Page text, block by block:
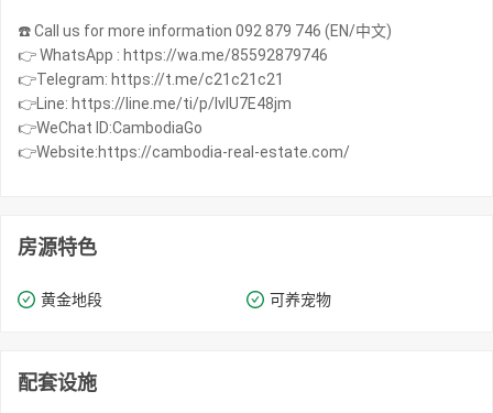
☎️ Call us for more information 092 879 746 (EN/中文)
👉 WhatsApp : https://wa.me/85592879746
👉Telegram: https://t.me/c21c21c21
👉Line: https://line.me/ti/p/IvIU7E48jm
👉WeChat ID:CambodiaGo
👉Website:https://cambodia-real-estate.com/
房源特色
黄金地段 可养宠物
配套设施